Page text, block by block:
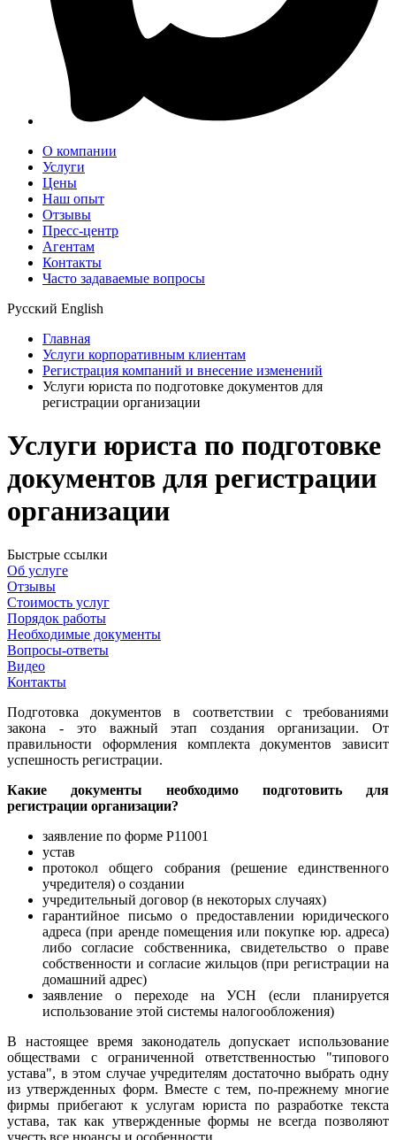
О компании
Услуги
Цены
Наш опыт
Отзывы
Пресс-центр
Агентам
Контакты
Часто задаваемые вопросы
Русский English
Главная
Услуги корпоративным клиентам
Регистрация компаний и внесение изменений
Услуги юриста по подготовке документов для
регистрации организации
Услуги юриста по подготовке
документов для регистрации
организации
Быстрые ссылки
Об услуге
Отзывы
Стоимость услуг
Порядок работы
Необходимые документы
Вопросы-ответы
Видео
Контакты
Подготовка документов в соответствии с требованиями
закона - это важный этап создания организации. От
правильности оформления комплекта документов зависит
успешность регистрации.
Какие документы необходимо подготовить для
регистрации организации?
заявление по форме Р11001
устав
протокол общего собрания (решение единственного
учредителя) о создании
учредительный договор (в некоторых случаях)
гарантийное письмо о предоставлении юридического
адреса (при аренде помещения или покупке юр. адреса)
либо согласие собственника, свидетельство о праве
собственности и согласие жильцов (при регистрации на
домашний адрес)
заявление о переходе на УСН (если планируется
использование этой системы налогообложения)
В настоящее время законодатель допускает использование
обществами с ограниченной ответственностью "типового
устава", в этом случае учредителям достаточно выбрать одну
из утвержденных форм. Вместе с тем, по-прежнему многие
фирмы прибегают к услугам юриста по разработке текста
устава, так как утвержденные формы не всегда позволяют
учесть все нюансы и особенности.